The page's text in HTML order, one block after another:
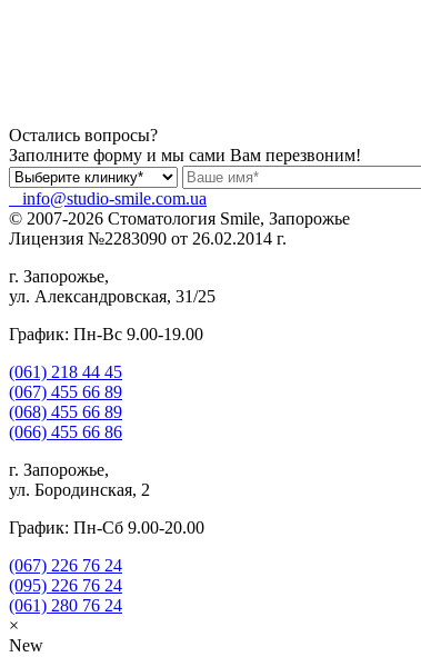
Остались вопросы?
Заполните форму и мы сами Вам перезвоним!
info@studio-smile.com.ua
© 2007-2026 Стоматология Smile, Запорожье
Лицензия №2283090 от 26.02.2014 г.
г. Запорожье,
ул. Александровская, 31/25
График: Пн-Вс 9.00-19.00
(061) 218 44 45
(067) 455 66 89
(068) 455 66 89
(066) 455 66 86
г. Запорожье,
ул. Бородинская, 2
График: Пн-Сб 9.00-20.00
(067) 226 76 24
(095) 226 76 24
(061) 280 76 24
×
New